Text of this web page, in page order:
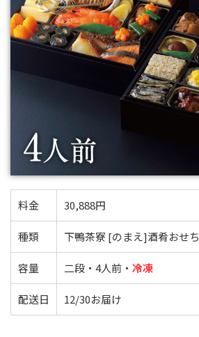
料金 30,888円
種類 下鴨茶寮 [のまえ]酒肴おせち
容量 二段・4人前・ 冷凍
配送日 12/30お届け